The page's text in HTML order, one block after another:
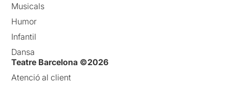
Musicals
Humor
Infantil
Dansa
Teatre Barcelona ©2026
Atenció al client